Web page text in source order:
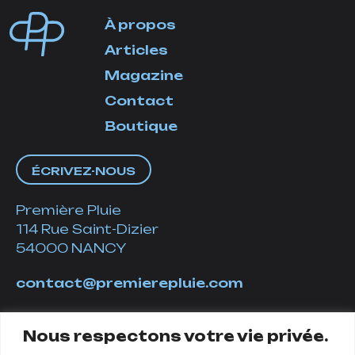
Nous respectons votre vie privée.
À propos
Articles
Magazine
Contact
Boutique
ÉCRIVEZ-NOUS
Première Pluie
114 Rue Saint-Dizier
54000 NANCY
contact@premierepluie.com